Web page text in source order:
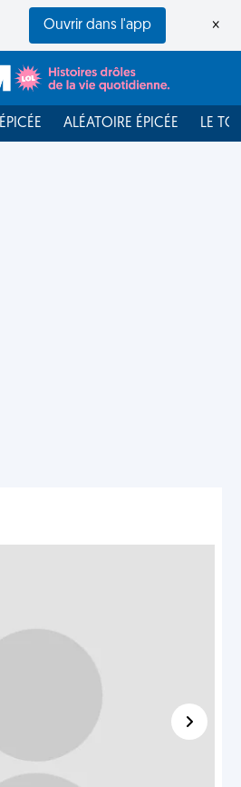
Ouvrir dans l'app ×
ÉPICÉE ALÉATOIRE ÉPICÉE LE